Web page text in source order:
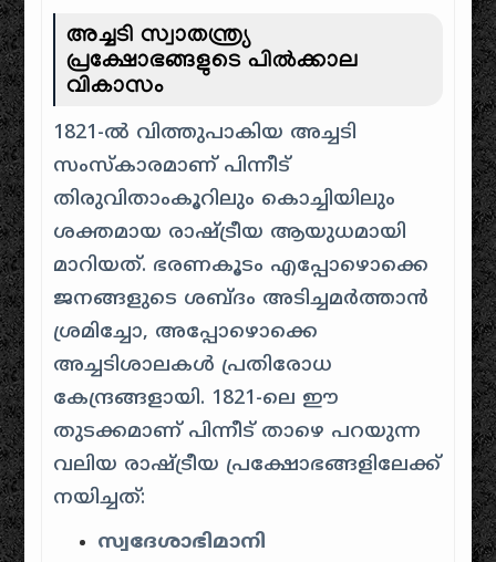
അച്ചടി സ്വാതന്ത്ര്യ
പ്രക്ഷോഭങ്ങളുടെ പിൽക്കാല
വികാസം
1821-ൽ വിത്തുപാകിയ അച്ചടി
സംസ്കാരമാണ് പിന്നീട്
തിരുവിതാംകൂറിലും കൊച്ചിയിലും
ശക്തമായ രാഷ്ട്രീയ ആയുധമായി
മാറിയത്. ഭരണകൂടം എപ്പോഴൊക്കെ
ജനങ്ങളുടെ ശബ്ദം അടിച്ചമർത്താൻ
ശ്രമിച്ചോ, അപ്പോഴൊക്കെ
അച്ചടിശാലകൾ പ്രതിരോധ
കേന്ദ്രങ്ങളായി. 1821-ലെ ഈ
തുടക്കമാണ് പിന്നീട് താഴെ പറയുന്ന
വലിയ രാഷ്ട്രീയ പ്രക്ഷോഭങ്ങളിലേക്ക്
നയിച്ചത്:
സ്വദേശാഭിമാനി